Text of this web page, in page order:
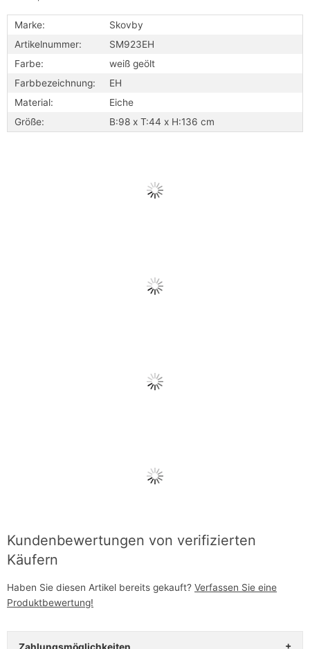
Marke:
Skovby
Artikelnummer:
SM923EH
Farbe:
weiß geölt
Farbbezeichnung:
EH
Material:
Eiche
Größe:
B:98 x T:44 x H:136 cm
Kundenbewertungen von verifizierten
Käufern
Haben Sie diesen Artikel bereits gekauft? Verfassen Sie eine
Produktbewertung!